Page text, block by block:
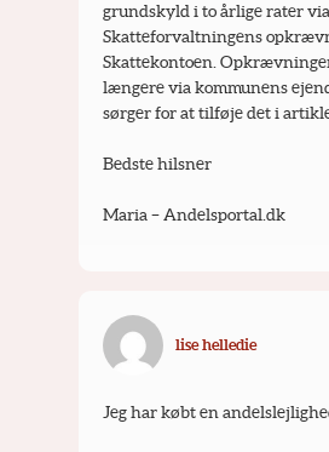
grundskyld i to årlige rater via
Skatteforvaltningens
Skattekontoen.
længere via kommunens
sørger for at tilføje det i
Bedste hilsner
Maria – Andelsportal.dk
lise helledie
Jeg har købt en